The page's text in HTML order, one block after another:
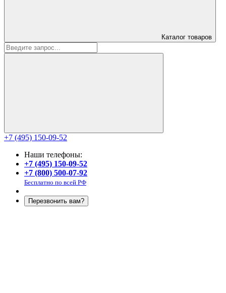
Каталог товаров
+7 (495) 150-09-52
Наши телефоны:
+7 (495) 150-09-52
+7 (800) 500-07-92
Бесплатно по всей РФ
Перезвонить вам?